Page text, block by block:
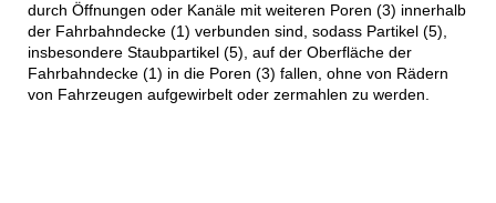
durch Öffnungen oder Kanäle mit weiteren Poren (3) innerhalb
der Fahrbahndecke (1) verbunden sind, sodass Partikel (5),
insbesondere Staubpartikel (5), auf der Oberfläche der
Fahrbahndecke (1) in die Poren (3) fallen, ohne von Rädern
von Fahrzeugen aufgewirbelt oder zermahlen zu werden.